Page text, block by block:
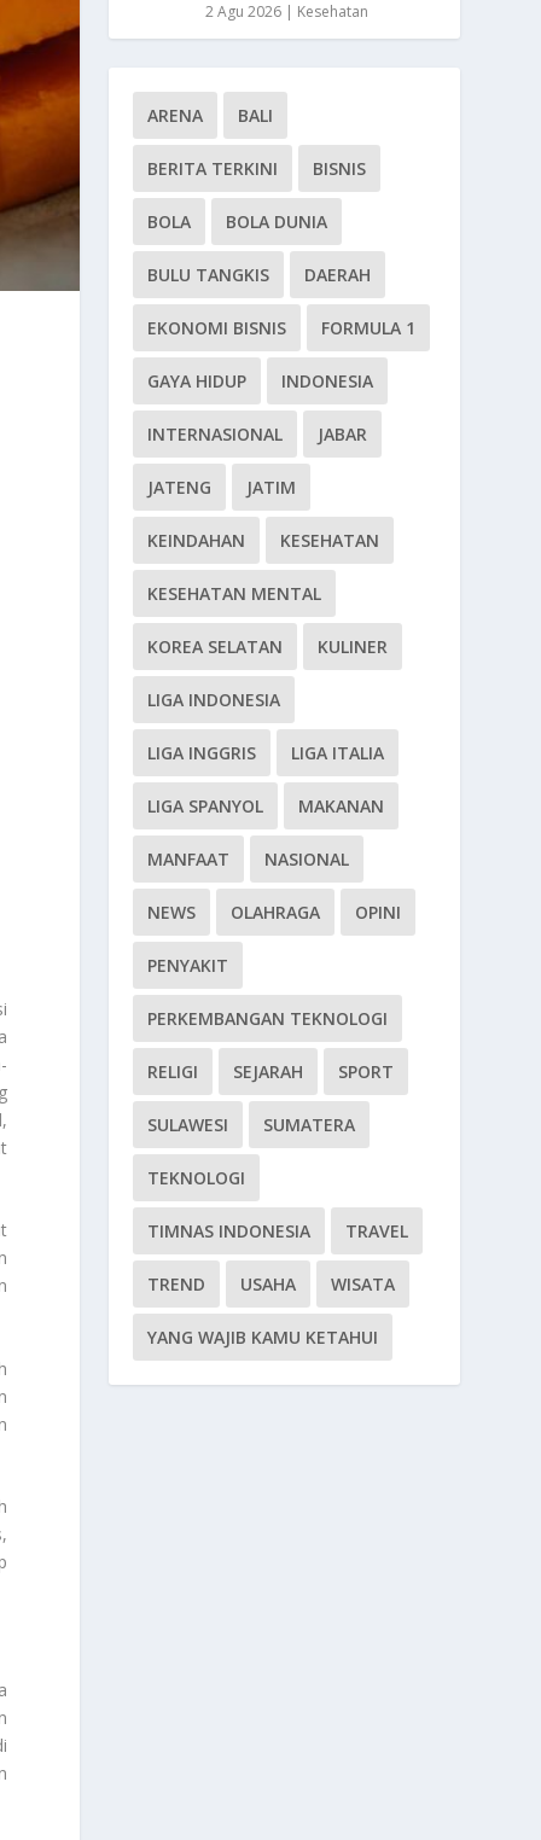
2 Agu 2026 | Kesehatan
ARENA BALI
BERITA TERKINI BISNIS
BOLA BOLA DUNIA
BULU TANGKIS DAERAH
EKONOMI BISNIS FORMULA 1
GAYA HIDUP INDONESIA
INTERNASIONAL JABAR
JATENG JATIM
KEINDAHAN KESEHATAN
KESEHATAN MENTAL
KOREA SELATAN KULINER
LIGA INDONESIA
LIGA INGGRIS LIGA ITALIA
LIGA SPANYOL MAKANAN
MANFAAT NASIONAL
NEWS OLAHRAGA OPINI
PENYAKIT
PERKEMBANGAN TEKNOLOGI
RELIGI SEJARAH SPORT
SULAWESI SUMATERA
TEKNOLOGI
TIMNAS INDONESIA TRAVEL
TREND USAHA WISATA
YANG WAJIB KAMU KETAHUI